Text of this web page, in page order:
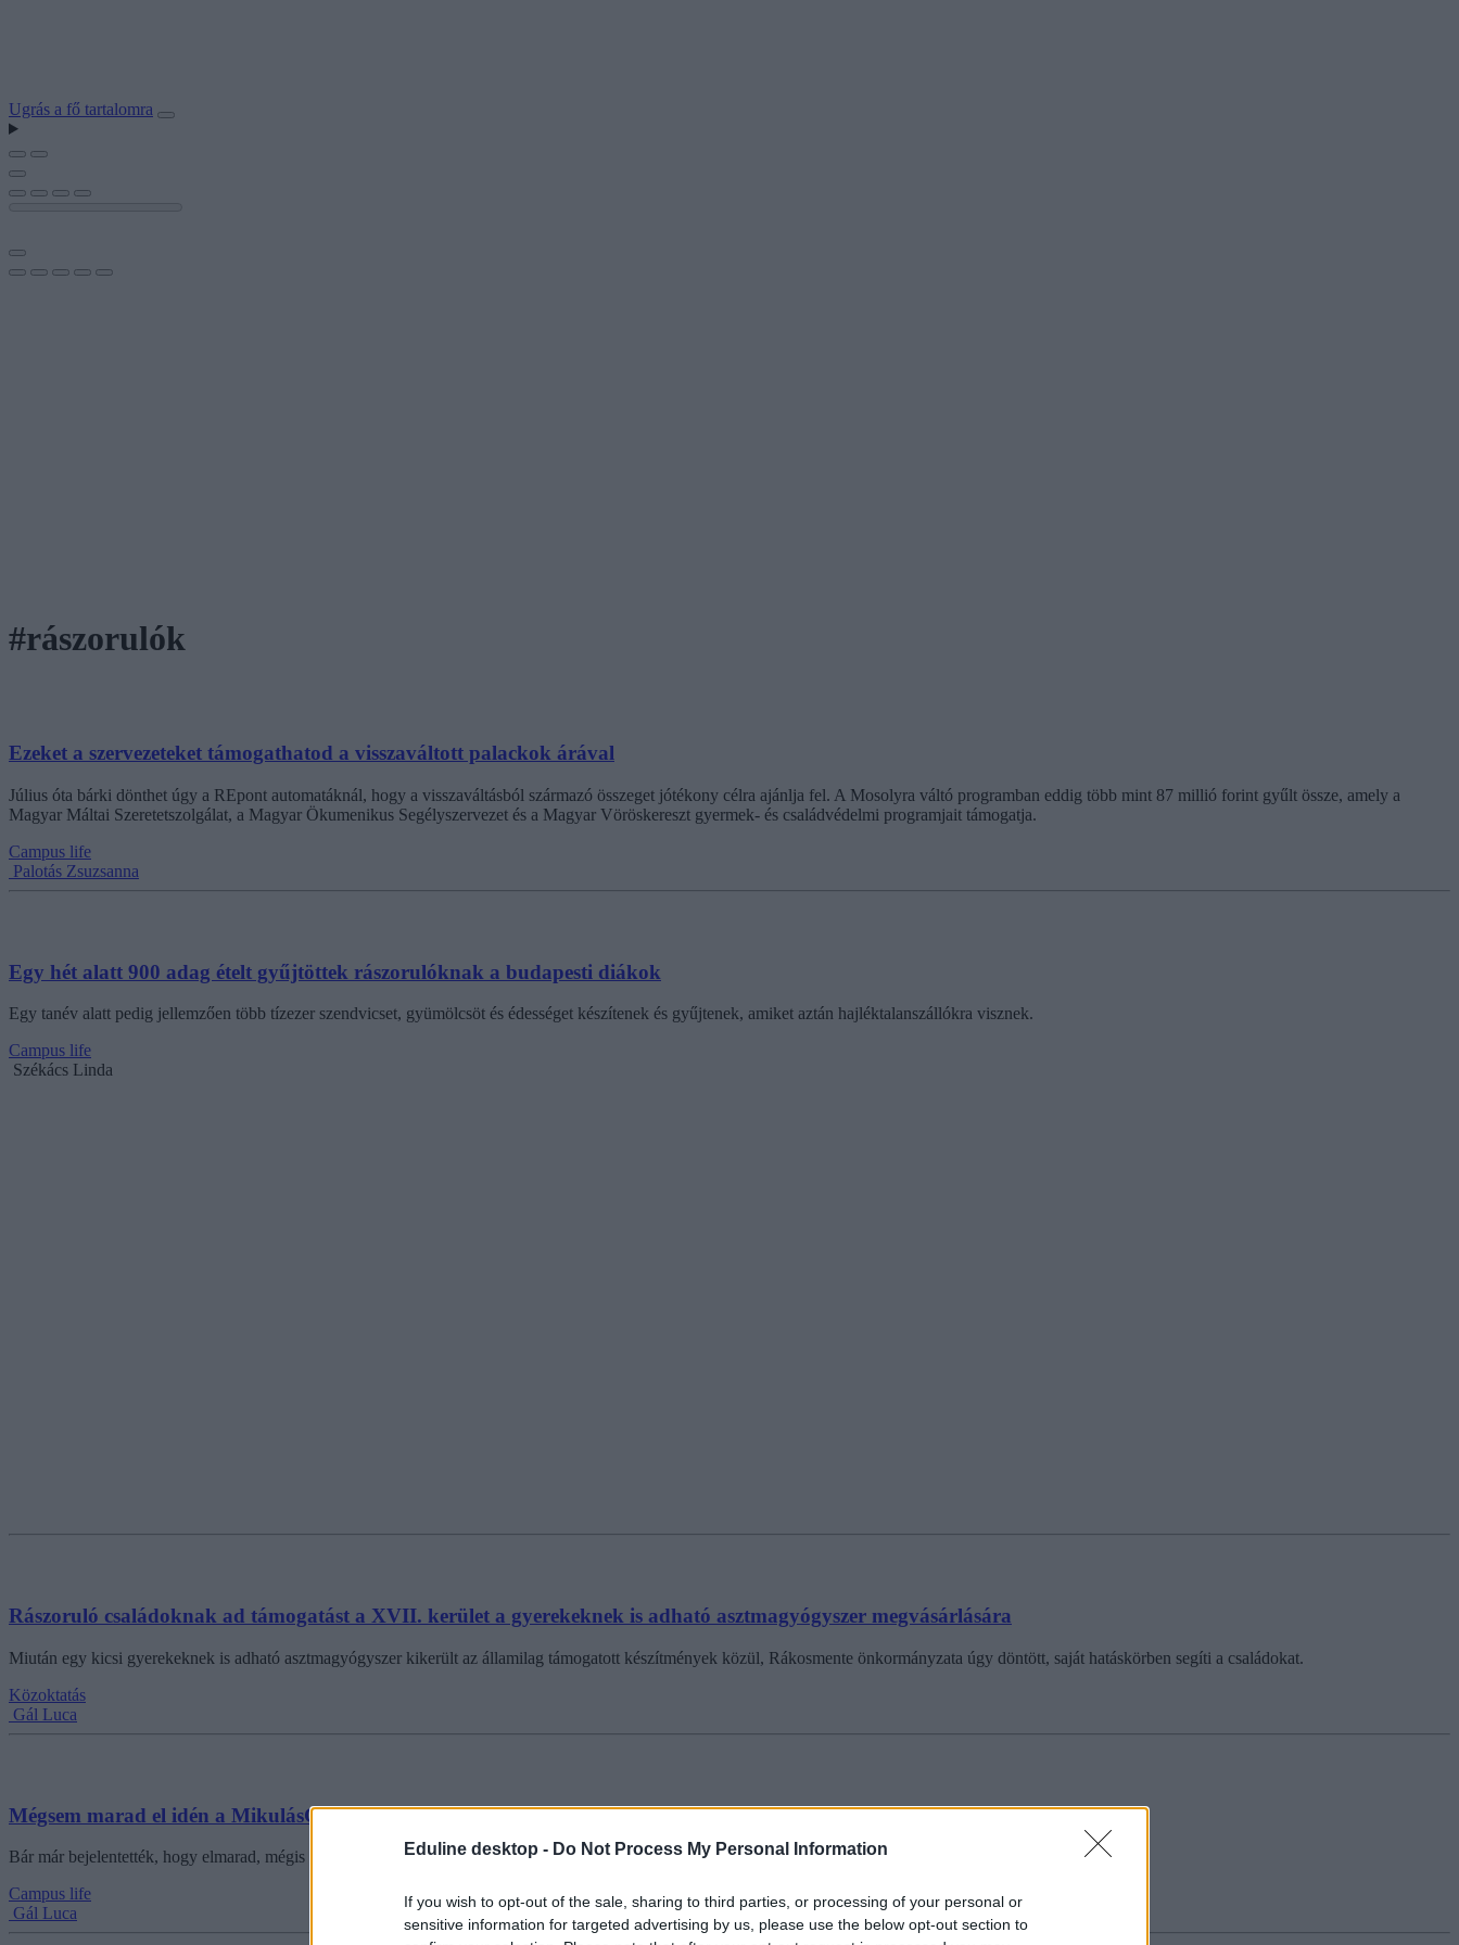
Eduline desktop - Do Not Process My Personal Information
If you wish to opt-out of the sale, sharing to third parties, or processing of your personal or
sensitive information for targeted advertising by us, please use the below opt-out section to
Ugrás a fő tartalomra
#rászorulók
Ezeket a szervezeteket támogathatod a visszaváltott palackok árával
Július óta bárki dönthet úgy a REpont automatáknál, hogy a visszaváltásból származó összeget jótékony célra ajánlja fel. A Mosolyra váltó programban eddig több mint 87 millió forint gyűlt össze, amely a
Magyar Máltai Szeretetszolgálat, a Magyar Ökumenikus Segélyszervezet és a Magyar Vöröskereszt gyermek- és családvédelmi programjait támogatja.
Campus life
Palotás Zsuzsanna
Egy hét alatt 900 adag ételt gyűjtöttek rászorulóknak a budapesti diákok
Egy tanév alatt pedig jellemzően több tízezer szendvicset, gyümölcsöt és édességet készítenek és gyűjtenek, amiket aztán hajléktalanszállókra visznek.
Campus life
Székács Linda
Rászoruló családoknak ad támogatást a XVII. kerület a gyerekeknek is adható asztmagyógyszer megvásárlására
Miután egy kicsi gyerekeknek is adható asztmagyógyszer kikerült az államilag támogatott készítmények közül, Rákosmente önkormányzata úgy döntött, saját hatáskörben segíti a családokat.
Közoktatás
Gál Luca
Mégsem marad el idén a MikulásGyár
Bár már bejelentették, hogy elmarad, mégis megszervezik a gyűjtést a gyerekeknek.
Campus life
Gál Luca